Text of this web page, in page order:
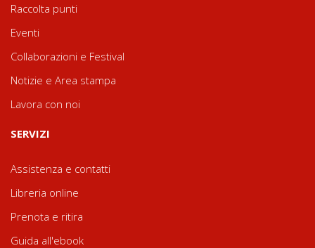
Raccolta punti
Eventi
Collaborazioni e Festival
Notizie e Area stampa
Lavora con noi
SERVIZI
Assistenza e contatti
Libreria online
Prenota e ritira
Guida all'ebook